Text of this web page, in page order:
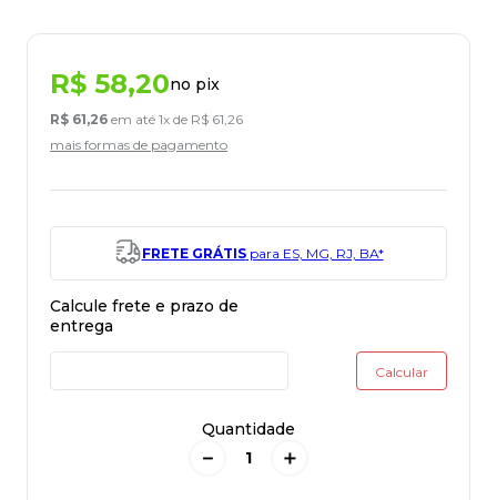
R$ 58,20no pix
R$ 61,26 em até 1x de R$ 61,26
mais formas de pagamento
FRETE GRÁTISpara ES, MG, RJ, BA*
Quantidade
＋
－